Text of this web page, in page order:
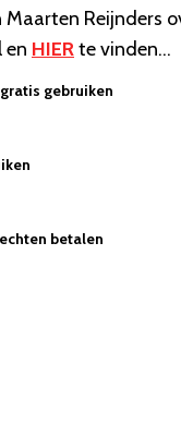
Reijnders
en HIERte vinden...
gebruiken
betalen